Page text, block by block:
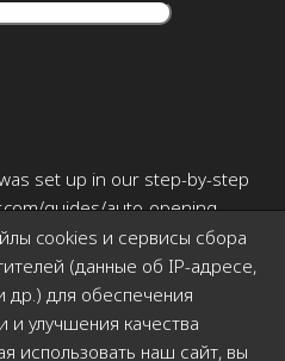
cookies и сервисы сбора
(данные об IP-адресе,
для обеспечения
и улучшения качества
использовать наш сайт, вы
set up in our step-by-step
guides/auto-opening-